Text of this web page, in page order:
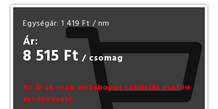
Egységár: 1 419 Ft / nm
Ár:
8 515 Ft / csomag
Az árak csak webshopos rendelés esetén
érvényesek!